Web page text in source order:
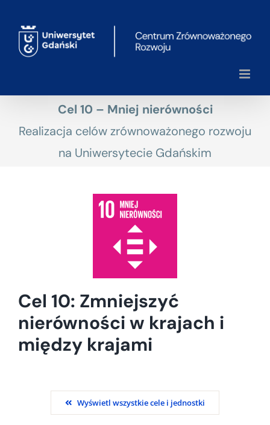
zawartości
Cel 10 – Mniej nierówności
Realizacja celów zrównoważonego rozwoju
na Uniwersytecie Gdańskim
Cel 10: Zmniejszyć
nierówności w krajach i
między krajami
Wyświetl wszystkie cele i jednostki